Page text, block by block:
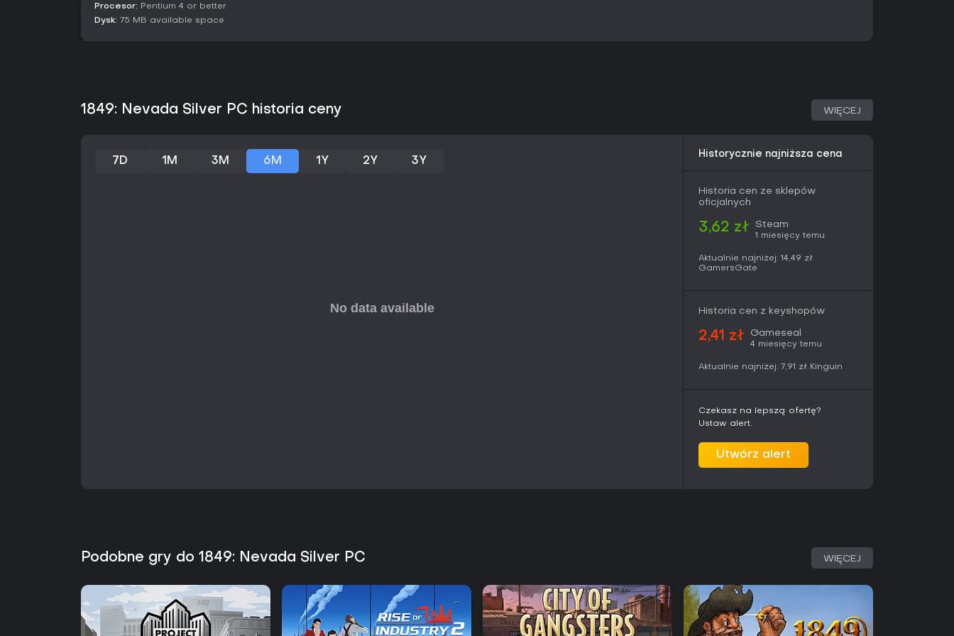
Procesor: Pentium 4 or better
Dysk: 75 MB available space
1849: Nevada Silver PC historia ceny WIĘCEJ
7D 1M 3M 6M 1Y 2Y 3Y
Historycznie najniższa cena
Historia cen ze sklepów
oficjalnych
3,62 zł Steam
1 miesięcy temu
Aktualnie najniżej: 14,49 zł
GamersGate
Historia cen z keyshopów
2,41 zł Gameseal
4 miesięcy temu
Aktualnie najniżej: 7,91 zł Kinguin
Czekasz na lepszą ofertę?
Ustaw alert.
Utwórz alert
Podobne gry do 1849: Nevada Silver PC WIĘCEJ